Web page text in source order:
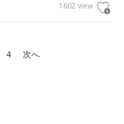
1602 view
4 次へ